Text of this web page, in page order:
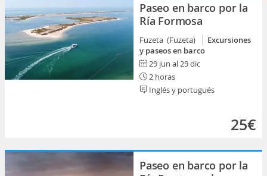
Paseo en barco por la
Ría Formosa
Fuzeta (Fuzeta)
Excursiones
y paseos en barco
29 jun al 29 dic
2 horas
Inglés y portugués
25€
Paseo en barco por la